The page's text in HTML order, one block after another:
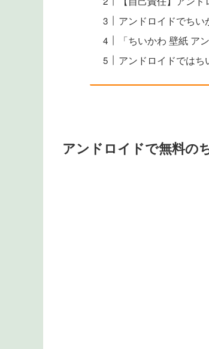
アンドロイドでち
「ちいかわ 壁紙 ア
アンドロイドではち
アンドロイドで無料の